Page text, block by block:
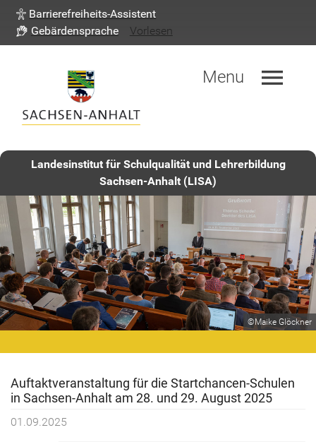
Menu menu
Barrierefreiheits-Assistent
Gebärdensprache
Vorlesen
Landesinstitut für Schulqualität und Lehrerbildung
Sachsen-Anhalt (LISA)
©Maike Glöckner
Auf­takt­ver­an­stal­tung für die Startchancen-​Schulen
in Sachsen-​Anhalt am 28. und 29. Au­gust 2025
01.09.2025